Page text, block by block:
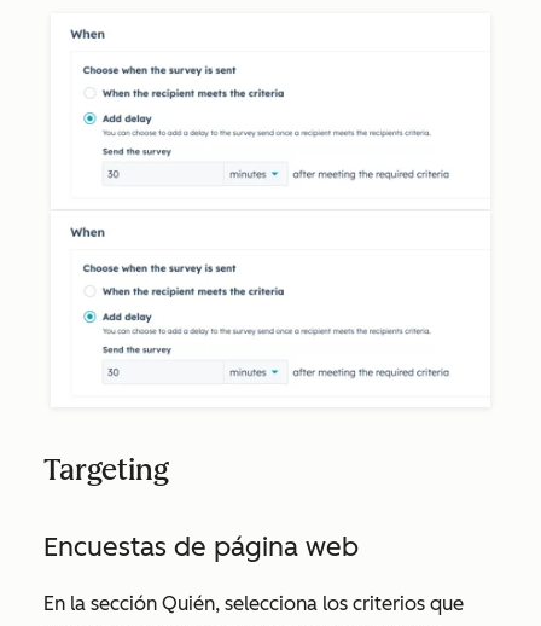
Targeting
Encuestas de página web
En la sección Quién, selecciona los criterios que